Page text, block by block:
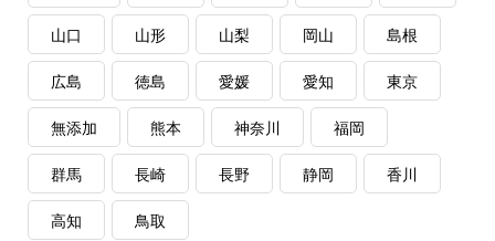
山口 山形 山梨 岡山 島根
広島 徳島 愛媛 愛知 東京
無添加 熊本 神奈川 福岡
群馬 長崎 長野 静岡 香川
高知 鳥取